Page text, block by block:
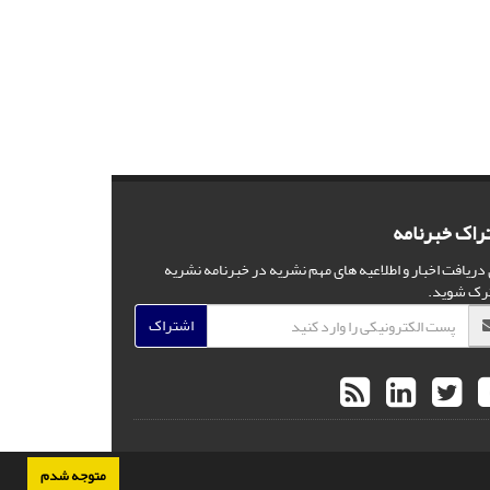
متوجه شدم
خبرنامه
دریافت اخبار و اطلاعیه های مهم نشریه در خبرنامه نشریه
شوید.
اشتراک